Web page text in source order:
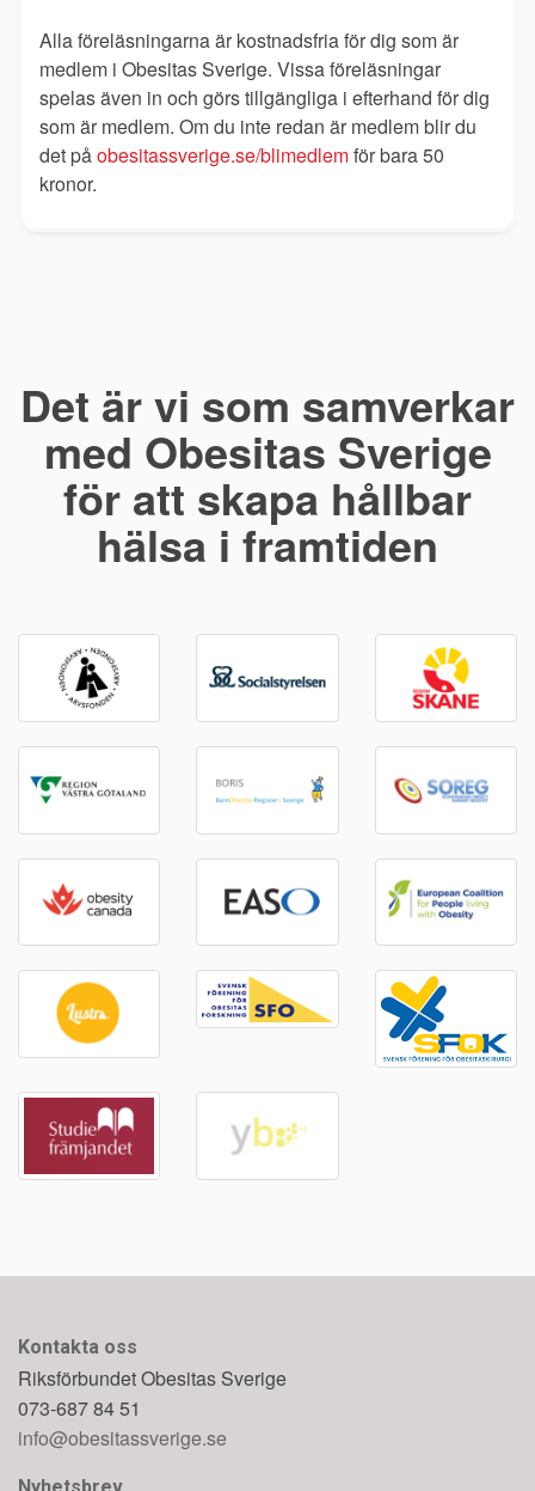
Alla föreläsningarna är kostnadsfria för dig som är
medlem i Obesitas Sverige. Vissa föreläsningar
spelas även in och görs tillgängliga i efterhand för dig
som är medlem. Om du inte redan är medlem blir du
det påobesitassverige.se/blimedlemför bara 50
kronor.
Det är vi som samverkar
med Obesitas Sverige
för att skapa hållbar
hälsa i framtiden
Kontakta oss
Riksförbundet Obesitas Sverige
073-687 84 51
info@obesitassverige.se